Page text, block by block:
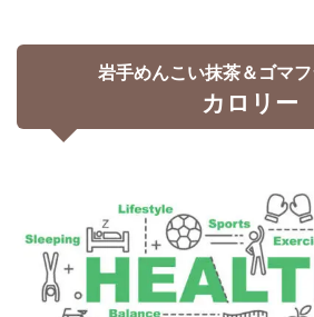
岩手めんこい抹茶＆ゴマ
カロリー